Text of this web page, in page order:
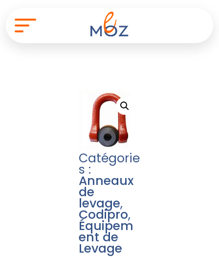
Catégorie
s :
Anneaux
de
levage,
Codipro,
Équipem
ent de
Levage